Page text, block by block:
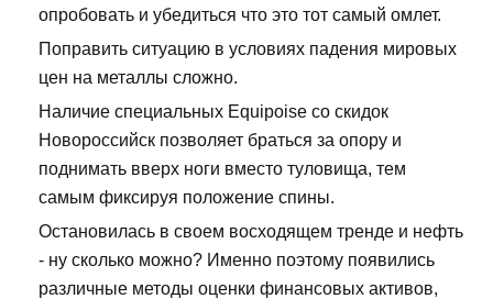
опробовать и убедиться что это тот самый омлет.
Поправить ситуацию в условиях падения мировых
цен на металлы сложно.
Наличие специальных Equipoise со скидок
Новороссийск позволяет браться за опору и
поднимать вверх ноги вместо туловища, тем
самым фиксируя положение спины.
Остановилась в своем восходящем тренде и нефть
- ну сколько можно? Именно поэтому появились
различные методы оценки финансовых активов,